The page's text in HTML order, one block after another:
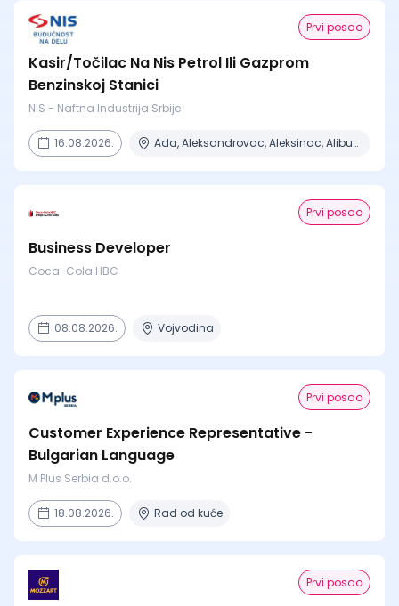
Prvi posao
Kasir/Točilac Na Nis Petrol Ili Gazprom
Benzinskoj Stanici
NIS - Naftna Industrija Srbije
16.08.2026. Ada, Aleksandrovac, Aleksinac, Alibunar, Apatin + 206 mesta
Prvi posao
Business Developer
Coca-Cola HBC
08.08.2026. Vojvodina
Prvi posao
Customer Experience Representative -
Bulgarian Language
M Plus Serbia d.o.o.
18.08.2026. Rad od kuće
Prvi posao